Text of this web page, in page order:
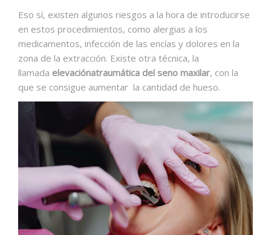
Eso sí, existen algunos riesgos a la hora de introducirse
en estos procedimientos, como alergias a los
medicamentos, infección de las encías y dolores en la
zona de la extracción. Existe otra técnica, la
llamada elevaciónatraumática del seno maxilar, con la
que se consigue aumentar la cantidad de hueso.